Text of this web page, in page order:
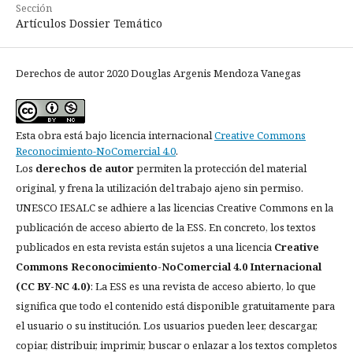
Sección
Artículos Dossier Temático
Derechos de autor 2020 Douglas Argenis Mendoza Vanegas
Esta obra está bajo licencia internacionalCreative Commons
Reconocimiento-NoComercial 4.0.
Los derechos de autorpermiten la protección del material
original, y frena la utilización del trabajo ajeno sin permiso.
UNESCO IESALC se adhiere a las licencias Creative Commons en la
publicación de acceso abierto de la ESS. En concreto, los textos
publicados en esta revista están sujetos a una licencia Creative
Commons Reconocimiento-NoComercial 4.0 Internacional
(CC BY-NC 4.0): La ESS es una revista de acceso abierto, lo que
significa que todo el contenido está disponible gratuitamente para
el usuario o su institución. Los usuarios pueden leer, descargar,
copiar, distribuir, imprimir, buscar o enlazar a los textos completos